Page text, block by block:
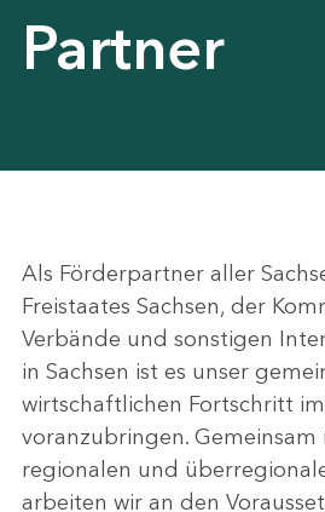
Partner
Als Förderpartner aller
Freistaates Sachsen, der
Verbände und sonstigen
in Sachsen ist es unser
wirtschaftlichen Fortschritt
voranzubringen. Gemeinsam
regionalen und
arbeiten wir an den